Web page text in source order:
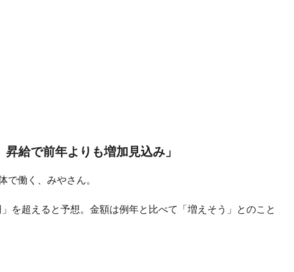
給で前年よりも増加見込み」
で働く、みやさん。
を超えると予想。金額は例年と比べて「増えそう」とのこと